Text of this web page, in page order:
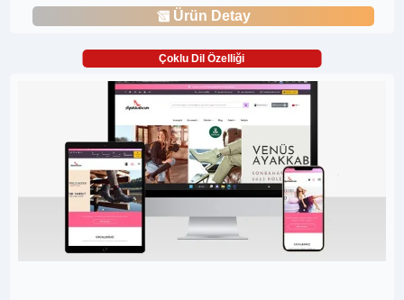
Ürün Detay
Çoklu Dil Özelliği